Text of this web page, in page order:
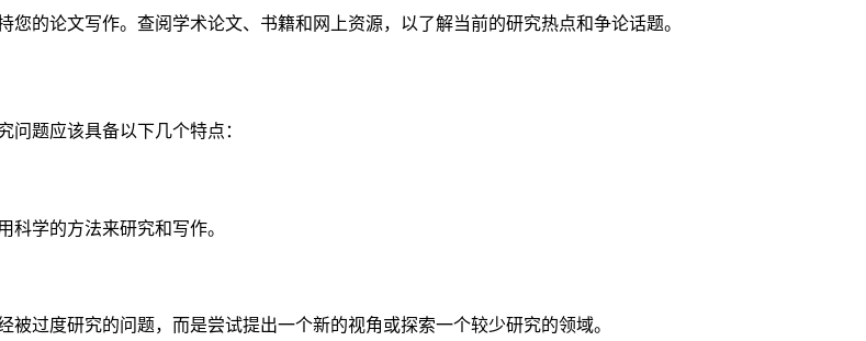
的论文写作。查阅学术论文、书籍和网上资源，以了解当前的研究热点和争论话题。
题应该具备以下几个特点：
学的方法来研究和写作。
过度研究的问题，而是尝试提出一个新的视角或探索一个较少研究的领域。